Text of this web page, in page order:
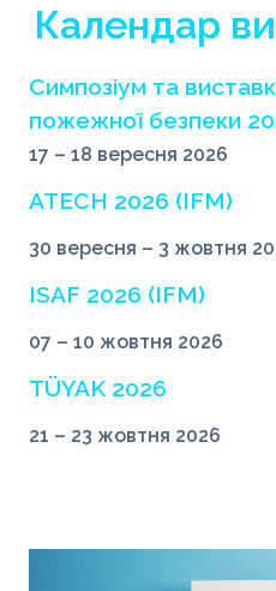
Календар
Симпозіум та
пожежної безпеки
17 – 18 вересня 2026
ATECH 2026 (IFM)
30 вересня – 3 жовтня
ISAF 2026 (IFM)
07 – 10 жовтня 2026
TÜYAK 2026
21 – 23 жовтня 2026